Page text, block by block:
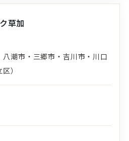
草加
潮市・三郷市・吉川市・川口
）